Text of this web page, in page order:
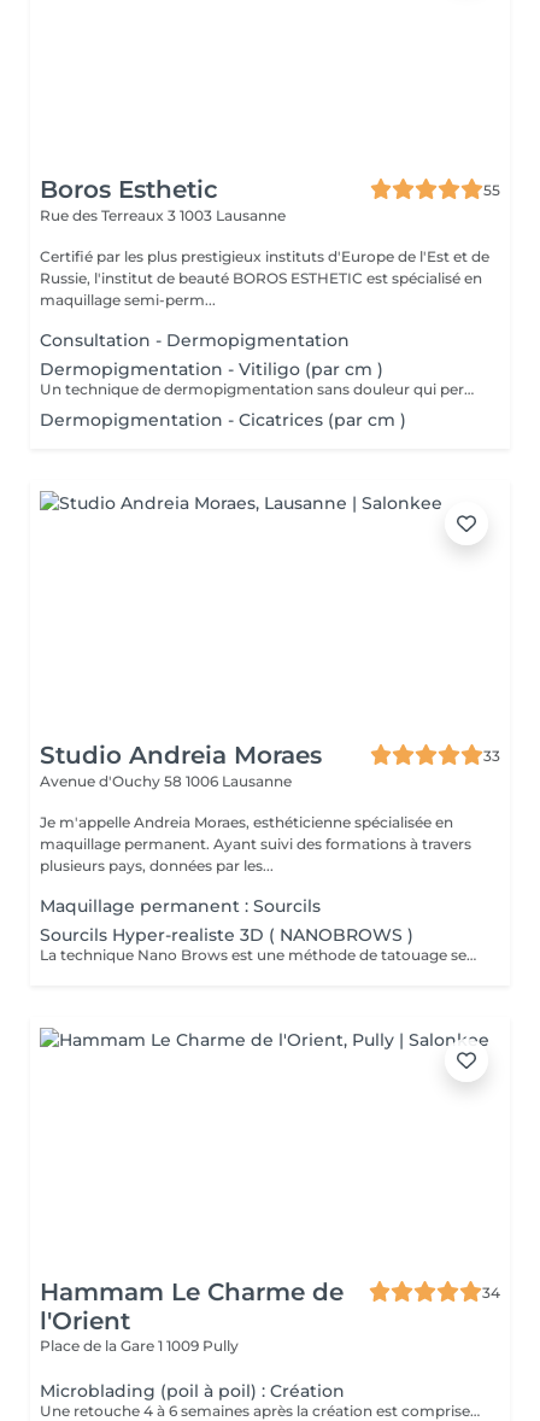
Boros Esthetic
55
Rue des Terreaux 3 1003 Lausanne
Certifié par les plus prestigieux instituts d'Europe de l'Est et de
Russie, l'institut de beauté BOROS ESTHETIC est spécialisé en
maquillage semi-perm...
Consultation - Dermopigmentation
Dermopigmentation - Vitiligo (par cm )
Un technique de dermopigmentation sans douleur qui permet de redonner...
Dermopigmentation - Cicatrices (par cm )
Studio Andreia Moraes
33
Avenue d'Ouchy 58 1006 Lausanne
Je m'appelle Andreia Moraes, esthéticienne spécialisée en
maquillage permanent. Ayant suivi des formations à travers
plusieurs pays, données par les...
Maquillage permanent : Sourcils
Sourcils Hyper-realiste 3D ( NANOBROWS )
La technique Nano Brows est une méthode de tatouage semi-permanent des sourcils qui utilise une aiguille plus fine que celle utilisée dans le microblading. Cette aiguille très fine, semblable à une aiguille hypodermique, permet de créer des traits plus fins et plus précis, ce qui donne un aspect plus naturel aux sourcils. De plus, la technique Nano Brows peut être moins douloureuse que le microblading car elle utilise une pression moins importante ( profondeur) sur la peau. Les avantages de la technique Nano Brows par rapport au microblading incluent une guérison plus rapide, des résultats plus durables et une meilleure rétention des pigments. De plus, étant donné que les traits sont plus fins et plus précis, le résultat est souvent plus réaliste et moins susceptible de s'estomper avec le temps.
Hammam Le Charme de
l'Orient
34
Place de la Gare 1 1009 Pully
Microblading (poil à poil) : Création
Une retouche 4 à 6 semaines après la création est comprise dans le tarif.